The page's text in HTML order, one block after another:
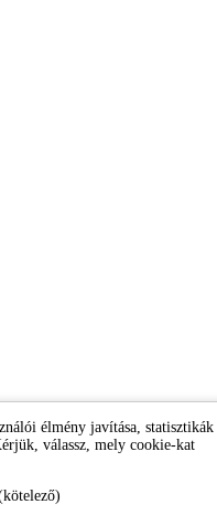
élmény javítása, statisztikák
válassz, mely cookie-kat